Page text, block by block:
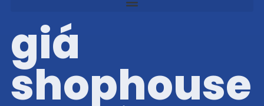
giá
shophouse